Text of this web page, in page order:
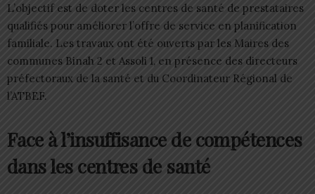
L’objectif est de doter les centres de santé de prestataires
qualifiés pour améliorer l’offre de service en planification
familiale. Les travaux ont été ouverts par les Maires des
communes Binah 2 et Assoli 1, en présence des directeurs
préfectoraux de la santé et du Coordinateur Régional de
l’ATBEF.
Face à l’insuffisance de compétences
dans les centres de santé